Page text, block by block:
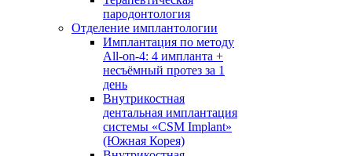
пародонтология
Отделение имплантологии
Имплантация по методу
All-on-4: 4 импланта +
несъёмный протез за 1
день
Внутрикостная
дентальная имплантация
системы «CSM Implant»
(Южная Корея)